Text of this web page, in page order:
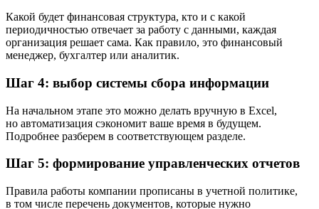
Какой будет финансовая структура, кто и с какой
периодичностью отвечает за работу с данными, каждая
организация решает сама. Как правило, это финансовый
менеджер, бухгалтер или аналитик.
Шаг 4: выбор системы сбора информации
На начальном этапе это можно делать вручную в Excel,
но автоматизация сэкономит ваше время в будущем.
Подробнее разберем в соответствующем разделе.
Шаг 5: формирование управленческих отчетов
Правила работы компании прописаны в учетной политике,
в том числе перечень документов, которые нужно